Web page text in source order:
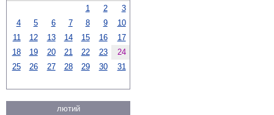
1
2
3
4
5 6 7 8 9
10
11
12 13 14 15 16
17
18
19 20 21 22 23
24
25
26 27 28 29 30 31
лютий